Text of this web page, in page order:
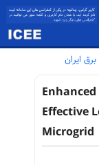
ایران
Effective
Microgrid